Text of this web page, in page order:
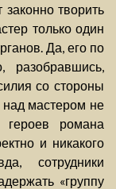
творить
только один
Да, его по
разобравшись,
со стороны
мастером не
романа
и никакого
сотрудники
«группу